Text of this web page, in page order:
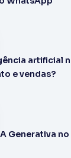
artificial
e vendas?
Generativa